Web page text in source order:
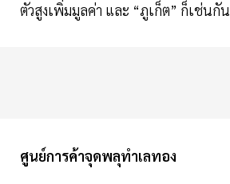
ตัวสูงเพิ่มมูลค่า และ “ภูเก็ต” ก็เช่นกัน
ศูนย์การค้าจุดพลุทำเลทอง